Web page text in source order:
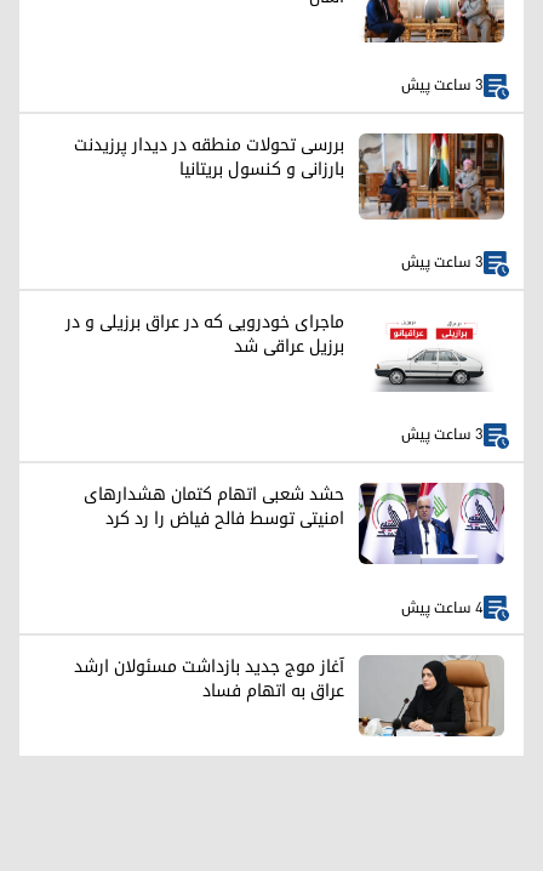
3 ساعت پیش
بررسی تحولات منطقه در دیدار پرزیدنت
بارزانی و کنسول بریتانیا
3 ساعت پیش
ماجرای خودرویی که در عراق برزیلی و در
برزیل عراقی شد
3 ساعت پیش
حشد شعبی اتهام کتمان هشدارهای
امنیتی توسط فالح فیاض را رد کرد
4 ساعت پیش
آغاز موج جدید بازداشت مسئولان ارشد
عراق به اتهام فساد